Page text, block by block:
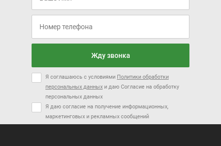
Жду звонка
Я соглашаюсь с условиями Политики обработки
персональных данных и даю Согласие на обработку
персональных данных
Я даю согласие на получение информационных,
маркетинговых и рекламных сообщений